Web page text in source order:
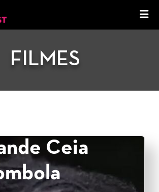
FILMES
Ceia